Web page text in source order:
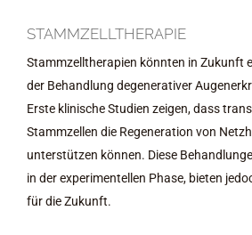
STAMMZELLTHERAPIE
Stammzelltherapien könnten in Zukunft
der Behandlung degenerativer
Erste klinische Studien zeigen, dass
Stammzellen die Regeneration von
unterstützen können. Diese
in der experimentellen Phase, bieten
für die Zukunft.